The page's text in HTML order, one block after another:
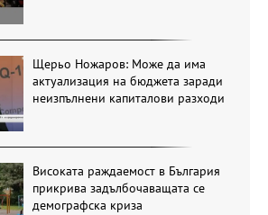
Щерьо Ножаров: Може да има
актуализация на бюджета заради
неизпълнени капиталови разходи
Високата раждаемост в България
прикрива задълбочаващата се
демографска криза